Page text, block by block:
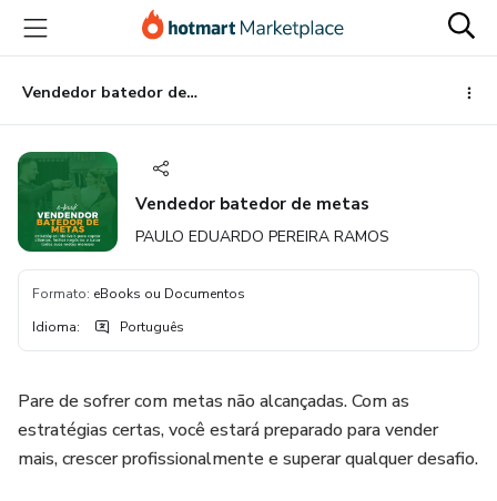
para
conteúdo
principal
para
pagamento
para
rodapé
Vendedor batedor de metas
Vendedor batedor de metas
PAULO EDUARDO PEREIRA RAMOS
Formato: eBooks ou Documentos
Idioma: Português
Pare de sofrer com metas não alcançadas. Com as
estratégias certas, você estará preparado para vender
mais, crescer profissionalmente e superar qualquer desafio.